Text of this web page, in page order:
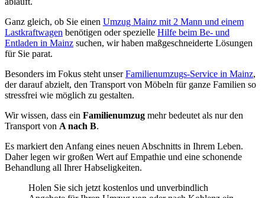
Ganz gleich, ob Sie einen Umzug Mainz mit 2 Mann und einem
Lastkraftwagen benötigen oder spezielle Hilfe beim Be- und
Entladen in Mainz suchen, wir haben maßgeschneiderte Lösungen
für Sie parat.
Besonders im Fokus steht unserFamilienumzugs-Service in Mainz,
der darauf abzielt, den Transport von Möbeln für ganze Familien so
stressfrei wie möglich zu gestalten.
Wir wissen, dass ein Familienumzug mehr bedeutet als nur den
Transport von A nach B.
Es markiert den Anfang eines neuen Abschnitts in Ihrem Leben.
Daher legen wir großen Wert auf Empathie und eine schonende
Behandlung all Ihrer Habseligkeiten.
Holen Sie sich jetzt kostenlos und unverbindlich